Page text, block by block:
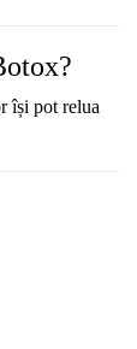
își pot relua